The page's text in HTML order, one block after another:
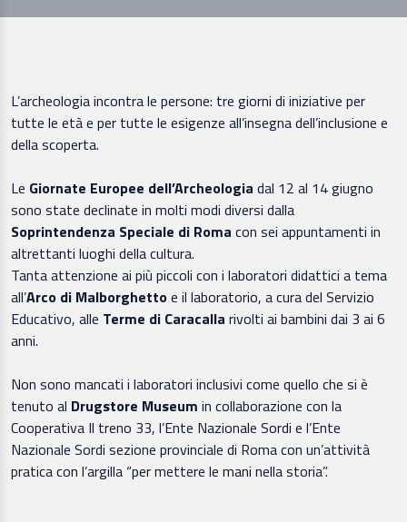
L’archeologia incontra le persone: tre giorni di iniziative per
tutte le età e per tutte le esigenze all’insegna dell’inclusione e
della scoperta.
Le Giornate Europee dell’Archeologia dal 12 al 14 giugno
sono state declinate in molti modi diversi dalla
Soprintendenza Speciale di Roma con sei appuntamenti in
altrettanti luoghi della cultura.
Tanta attenzione ai più piccoli con i laboratori didattici a tema
all’Arco di Malborghettoe il laboratorio, a cura del Servizio
Educativo, alle Terme di Caracalla rivolti ai bambini dai 3 ai 6
anni.
Non sono mancati i laboratori inclusivi come quello che si è
tenuto al Drugstore Museum in collaborazione con la
Cooperativa Il treno 33, l’Ente Nazionale Sordi e l’Ente
Nazionale Sordi sezione provinciale di Roma con un’attività
pratica con l’argilla “per mettere le mani nella storia”.